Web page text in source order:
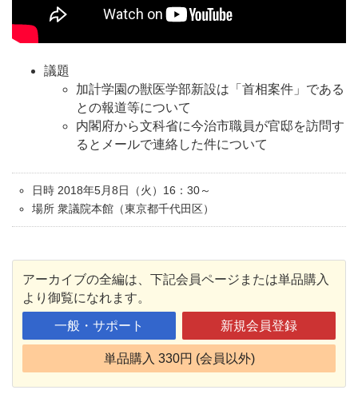
議題
加計学園の獣医学部新設は「首相案件」である
との報道等について
内閣府から文科省に今治市職員が官邸を訪問す
るとメールで連絡した件について
日時 2018年5月8日（火）16：30～
場所 衆議院本館（東京都千代田区）
アーカイブの全編は、下記会員ページまたは単品購入
より御覧になれます。
一般・サポート 新規会員登録
単品購入 330円 (会員以外)